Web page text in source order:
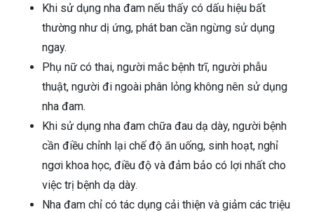
Khi sử dụng nha đam nếu thấy có dấu hiệu bất
thường như dị ứng, phát ban cần ngừng sử dụng
ngay.
Phụ nữ có thai, người mắc bệnh trĩ, người phẫu
thuật, người đi ngoài phân lỏng không nên sử dụng
nha đam.
Khi sử dụng nha đam chữa đau dạ dày, người bệnh
cần điều chỉnh lại chế độ ăn uống, sinh hoạt, nghỉ
ngơi khoa học, điều độ và đảm bảo có lợi nhất cho
việc trị bệnh dạ dày.
Nha đam chỉ có tác dụng cải thiện và giảm các triệu